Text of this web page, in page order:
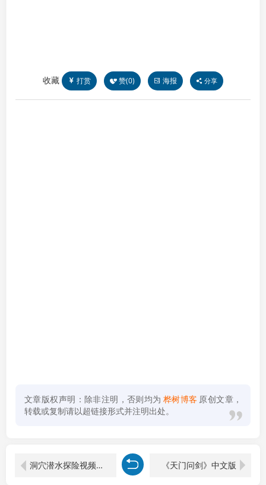
收藏 打赏 赞(0) 海报 分享
文章版权声明：除非注明，否则均为 桦树博客 原创文章，
转载或复制请以超链接形式并注明出处。
洞穴潜水探险视频教学：无需实拍不出镜，AE素材重组+氛围剪辑，解锁双收益日入1k+ 《天门问剑》中文版